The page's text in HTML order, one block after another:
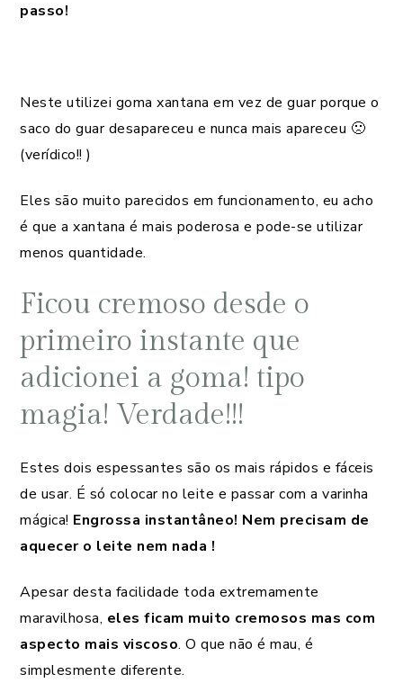
passo!
Neste utilizei goma xantana em vez de guar porque o
saco do guar desapareceu e nunca mais apareceu 🙁
(verídico!! )
Eles são muito parecidos em funcionamento, eu acho
é que a xantana é mais poderosa e pode-se utilizar
menos quantidade.
Ficou cremoso desde o
primeiro instante que
adicionei a goma! tipo
magia! Verdade!!!
Estes dois espessantes são os mais rápidos e fáceis
de usar. É só colocar no leite e passar com a varinha
mágica! Engrossa instantâneo! Nem precisam de
aquecer o leite nem nada !
Apesar desta facilidade toda extremamente
maravilhosa, eles ficam muito cremosos mas com
aspecto mais viscoso. O que não é mau, é
simplesmente diferente.